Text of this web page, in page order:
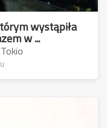
wystąpiła
w ...